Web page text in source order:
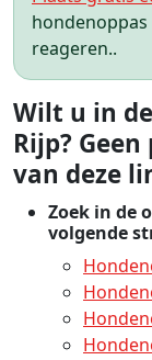
reageren..
Wilt u in
Rijp?
van deze
Zoek in de
volgende